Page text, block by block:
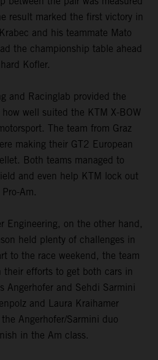
result marked the first victory in
and his teammate Mato
the championship table ahead
Kofler.
and Racinglab provided the
well suited the KTM X-BOW
The team from Graz
making their GT2 European
Both teams managed to
and even help KTM lock out
Am.
Engineering, on the other hand,
held plenty of challenges in
to the race weekend, the team
efforts to get both cars in
Angerhofer and Sehdi Sarmini
and Laura Kraihamer
Angerhofer/Sarmini duo
in the Am class.